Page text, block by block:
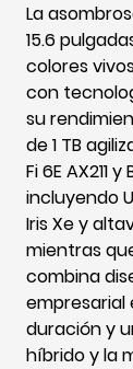
La
15.6
colores
con
su
de 1 TB
Fi 6E
incluyendo
Iris Xe y
mientras
combina
empresarial
duración y
híbrido y la